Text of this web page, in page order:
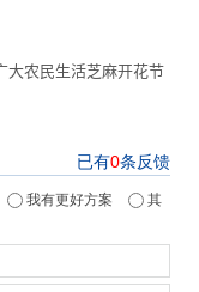
大农民生活芝麻开花节